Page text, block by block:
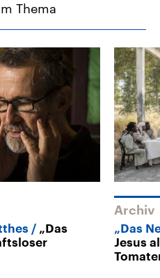
Thema
„Das
Archiv
„Das
Jesus